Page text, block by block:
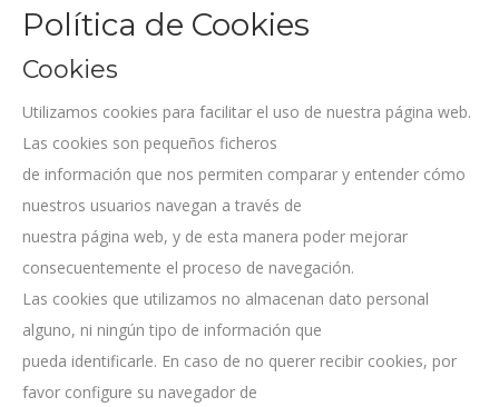
Política de Cookies
Cookies
Utilizamos cookies para facilitar el uso de nuestra página web.
Las cookies son pequeños ficheros
de información que nos permiten comparar y entender cómo
nuestros usuarios navegan a través de
nuestra página web, y de esta manera poder mejorar
consecuentemente el proceso de navegación.
Las cookies que utilizamos no almacenan dato personal
alguno, ni ningún tipo de información que
pueda identificarle. En caso de no querer recibir cookies, por
favor configure su navegador de